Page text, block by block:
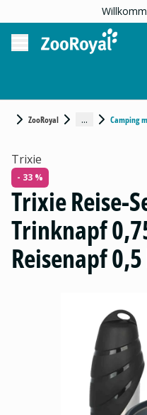
ZooRoyal ... Camping
Trixie
- 33 %
Trixie Reise-
Trinknapf
Reisenapf